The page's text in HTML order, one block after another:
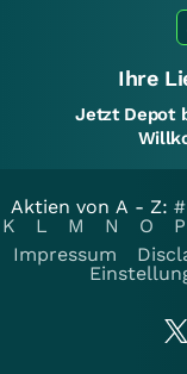
Ihre
Jetzt Depot
Aktien von A - Z: #
K
L M N O P
Impressum